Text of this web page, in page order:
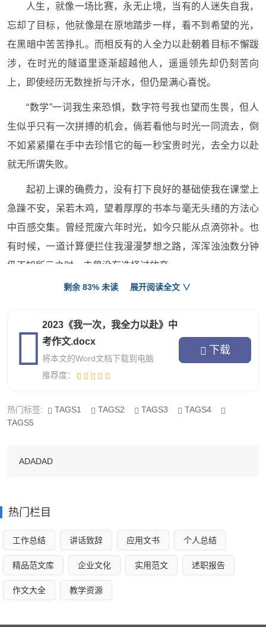
人生，就像一场比赛，永无止境，当有的人迷失自我，
忘却了目标，他就像是在原地踏步一样，看不到希望的光，
在黑暗中苦苦挣扎。而相反有的人全力以赴朝着目标不懈跋
涉，在时光的隧道里逐渐超越他人，遥遥领先却仍刻苦向
上，即使经历无数挫折与汗水，但仍是满心喜悦。
“数学”一词我生来恐惧，数字符号我也望而生畏，但人
生似乎只有一次拼搏的机会，倘若看他与时光一同流去，倒
不如紧紧攥在手中去珍惜它的每一秒宝贵时光，去全力以赴
就无所谓失败。
起初上课的确费力，没有打下良好的基础使我在课堂上
急躁不安，呆若木鸡，望着厚厚的书本与毫无头绪的方法心
中百感交集。曾经荒废六年时光，如今只能从点滴弥补。也
有时候，一道计算便拦住我漫漫梦想之路，浑浑浊浊数分钟
仍不知所云之时，未曾没有选择过放弃。
深夜，一次次拿起笔而又放下，咬着牙托着阵阵困意背
于最大的成功了吧，也深深明白着人生只有走出来的美丽，
没有等出来的辉煌，不懈努力才不负青春好时光。
曾经，年幼也算无知，心中隐隐约约产生一种错觉，幻
实，回到青春时代。像少女的梦忽然被打碎一般，没有声音
光；回首，是悠长深巷。
在路上，我全力以赴！朝着希望的曙光不懈跋涉，在时
光的隧道里定将天空钻出属于我的蔚蓝。
20_《我一次，我全力以赴》中考作文（精选篇
剩余 83% 未读 展开阅读全文 ∨
2023《我一次，我全力以赴》中
考作文.docx
将本文的Word文档下载到电脑
推荐度：
下载
热门标签: TAGS1 TAGS2 TAGS3
TAGS4
TAGS5
ADADAD
热门栏目
工作总结 讲话致辞 应用文书 个人总结
精品范文库 企业文化 实用范文 述职报告
作文大全 教学资源